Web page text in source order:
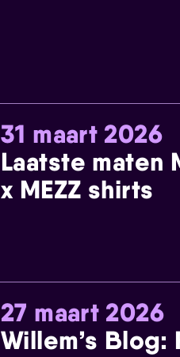
31 maart 2026
Laatste maten
x MEZZ shirts
27 maart 2026
Willem’s Blog: